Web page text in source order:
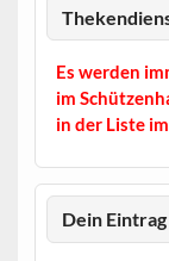
Es werden
im
in der Liste
Dein